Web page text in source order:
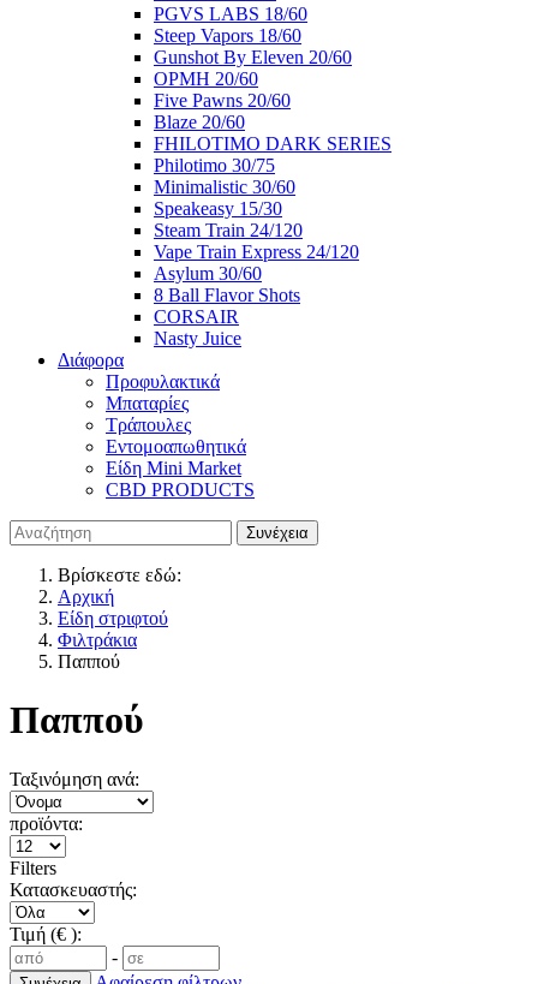
PGVS LABS 18/60
Steep Vapors 18/60
Gunshot By Eleven 20/60
ΟΡΜΗ 20/60
Five Pawns 20/60
Blaze 20/60
FHILOTIMO DARK SERIES
Philotimo 30/75
Minimalistic 30/60
Speakeasy 15/30
Steam Train 24/120
Vape Train Express 24/120
Asylum 30/60
8 Βall Flavor Shots
CORSAIR
Nasty Juice
Διάφορα
Προφυλακτικά
Μπαταρίες
Τράπουλες
Εντομοαπωθητικά
Είδη Mini Market
CBD PRODUCTS
Βρίσκεστε εδώ:
Αρχική
Είδη στριφτού
Φιλτράκια
Παππού
Παππού
Ταξινόμηση ανά:
προϊόντα:
Filters
Κατασκευαστής:
Τιμή (€ ):
-